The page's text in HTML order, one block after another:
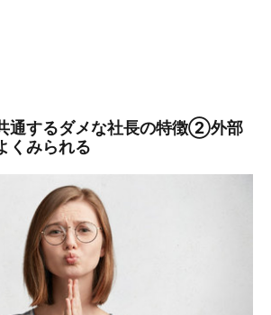
通するダメな社長の特徴②外部
くみられる